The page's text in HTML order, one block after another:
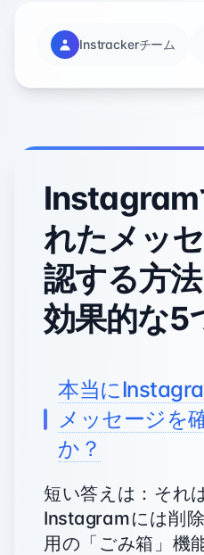
Instrackerチーム
Instagram
れたメッ
認する方
効果的な5
本当に
メッセージを
か？
短い答えは：それ
Instagramには削
用の「ごみ箱」機